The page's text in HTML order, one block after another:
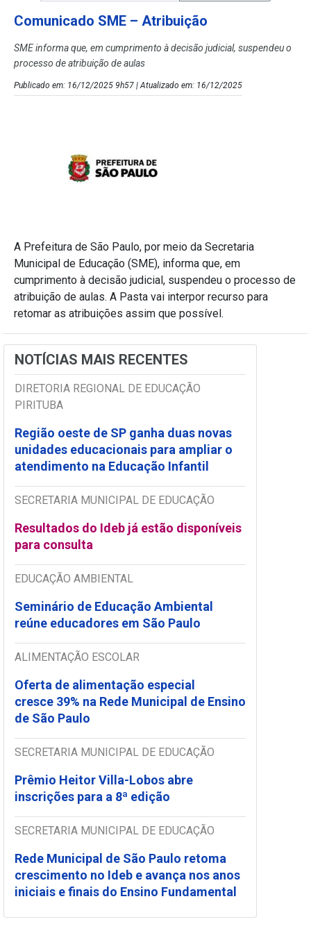
Comunicado SME – Atribuição
SME informa que, em cumprimento à decisão judicial, suspendeu o
processo de atribuição de aulas
Publicado em: 16/12/2025 9h57 | Atualizado em: 16/12/2025
A Prefeitura de São Paulo, por meio da Secretaria
Municipal de Educação (SME), informa que, em
cumprimento à decisão judicial, suspendeu o processo de
atribuição de aulas. A Pasta vai interpor recurso para
retomar as atribuições assim que possível.
NOTÍCIAS MAIS RECENTES
DIRETORIA REGIONAL DE EDUCAÇÃO
PIRITUBA
Região oeste de SP ganha duas novas
unidades educacionais para ampliar o
atendimento na Educação Infantil
SECRETARIA MUNICIPAL DE EDUCAÇÃO
Resultados do Ideb já estão disponíveis
para consulta
EDUCAÇÃO AMBIENTAL
Seminário de Educação Ambiental
reúne educadores em São Paulo
ALIMENTAÇÃO ESCOLAR
Oferta de alimentação especial
cresce 39% na Rede Municipal de Ensino
de São Paulo
SECRETARIA MUNICIPAL DE EDUCAÇÃO
Prêmio Heitor Villa-Lobos abre
inscrições para a 8ª edição
SECRETARIA MUNICIPAL DE EDUCAÇÃO
Rede Municipal de São Paulo retoma
crescimento no Ideb e avança nos anos
iniciais e finais do Ensino Fundamental